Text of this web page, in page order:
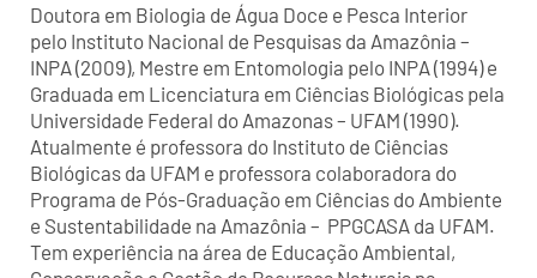
Doutora em Biologia de Água Doce e Pesca Interior
pelo Instituto Nacional de Pesquisas da Amazônia –
INPA (2009), Mestre em Entomologia pelo INPA (1994) e
Graduada em Licenciatura em Ciências Biológicas pela
Universidade Federal do Amazonas – UFAM (1990).
Atualmente é professora do Instituto de Ciências
Biológicas da UFAM e professora colaboradora do
Programa de Pós-Graduação em Ciências do Ambiente
e Sustentabilidade na Amazônia – PPGCASA da UFAM.
Tem experiência na área de Educação Ambiental,